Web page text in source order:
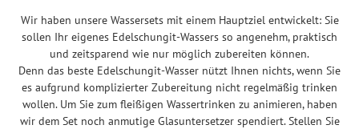
Wir haben unsere Wassersets mit einem Hauptziel entwickelt: Sie
sollen Ihr eigenes Edelschungit-Wassers so angenehm, praktisch
und zeitsparend wie nur möglich zubereiten können.
Denn das beste Edelschungit-Wasser nützt Ihnen nichts, wenn Sie
es aufgrund komplizierter Zubereitung nicht regelmäßig trinken
wollen. Um Sie zum fleißigen Wassertrinken zu animieren, haben
wir dem Set noch anmutige Glasuntersetzer spendiert. Stellen Sie